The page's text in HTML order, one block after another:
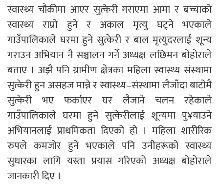
स्वास्थ्य चौकीमा आएर सुत्केरी गराएमा आमा र बच्चाको
स्वास्थ्य राम्रो हुने र अकाल मृत्यु घट्ने भएकाले
गाउँपालिकाले घरमा हुने सुत्केरी र बाल मृत्युदरलाई शून्य
गराउन अभियान नै सञ्चालन गर्ने अध्यक्ष लछिमन बोहोराले
बताए । अझै पनि ग्रामीण क्षेत्रका महिला स्वास्थ्य संस्थामा
सुत्केरी हुन असहज मान्ने र स्वास्थ्य–संस्थामा लैजाँदा बाटोमै
सुत्केरी भए फर्काएर घर लैजाने चलन रहेकाले
गाउँपालिकाले घरमा हुने सुत्केरीलाई शून्यमा पु¥याउने
अभियानलाई प्राथमिकता दिएको हो । महिला शारीरिक
रुपले कमजोर हुने भएकाले पनि उनीहरूको स्वास्थ्य
सुधारका लागि यस्ता प्रयास गरिएको अध्यक्ष बोहोराले
जानकारी दिए ।